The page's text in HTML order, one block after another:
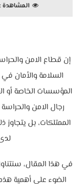
إن قطاع الامن
السلامة والأمان
المؤسسات الخاصة أو
رجال الامن
الممتلكات، بل يتجاوز
في هذا المقال،
الضوء على أهمية